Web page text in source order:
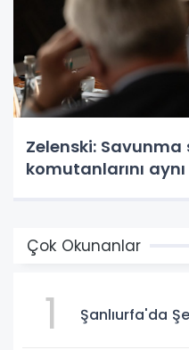
Zelenski:
komutanlarını
Çok Okunanlar
1 Şanlıurfa'da